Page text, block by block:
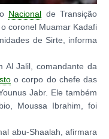
Nacional de Transição
coronel Muamar Kadafi
de Sirte, informa
Al Jalil, comandante da
o corpo do chefe das
Jabr. Ele também
Moussa Ibrahim, foi
abu-Shaalah, afirmara